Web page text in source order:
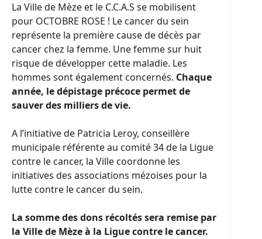
La Ville de Mèze et le C.C.A.S se mobilisent
pour OCTOBRE ROSE ! Le cancer du sein
représente la première cause de décès par
cancer chez la femme. Une femme sur huit
risque de développer cette maladie. Les
hommes sont également concernés. Chaque
année, le dépistage précoce permet de
sauver des milliers de vie.
A l’initiative de Patricia Leroy, conseillère
municipale référente au comité 34 de la Ligue
contre le cancer, la Ville coordonne les
initiatives des associations mézoises pour la
lutte contre le cancer du sein.
La somme des dons récoltés sera remise par
la Ville de Mèzeà la Ligue contre le cancer.